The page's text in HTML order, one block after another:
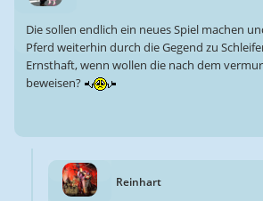
Die sollen endlich ein neues Spiel machen
Pferd weiterhin durch die Gegend zu
Ernsthaft, wenn wollen die nach dem
beweisen?
Reinhart